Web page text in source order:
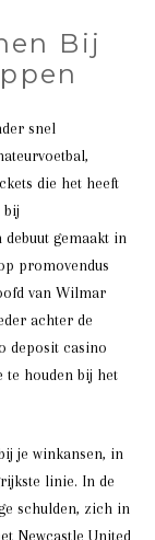
Bij
snel
die het heeft
bij
debuut gemaakt in
promovendus
van Wilmar
achter de
deposit casino
te houden bij het
je winkansen, in
linie. In de
schulden, zich in
Newcastle United